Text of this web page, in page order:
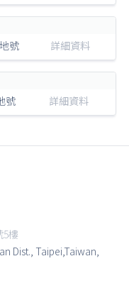
號 詳細資料
號 詳細資料
5樓
Dist., Taipei,Taiwan,